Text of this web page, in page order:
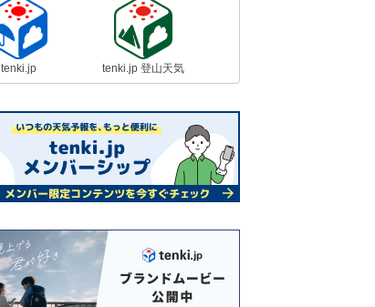
tenki.jp tenki.jp 登山天気